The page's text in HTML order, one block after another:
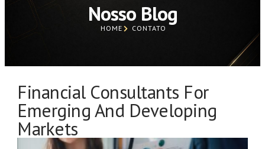
Nosso Blog
HOME CONTATO
Financial Consultants For
Emerging And Developing
Markets